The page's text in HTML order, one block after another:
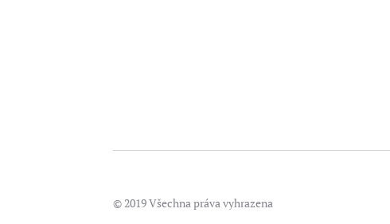
© 2019 Všechna práva vyhrazena